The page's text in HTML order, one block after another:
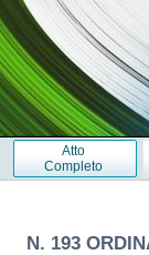
Atto
Completo
N. 193